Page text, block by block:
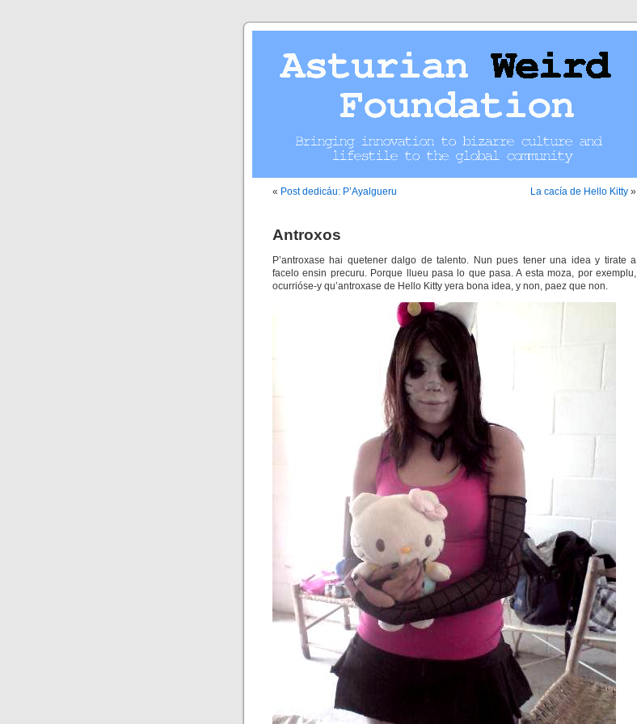
« Post dedicáu: P’Ayalgueru La cacía de Hello Kitty »
Antroxos
P’antroxase hai quetener dalgo de talento. Nun pues tener una idea y tirate a
facelo ensin precuru. Porque llueu pasa lo que pasa. A esta moza, por exemplu,
ocurrióse-y qu’antroxase de Hello Kitty yera bona idea, y non, paez que non.